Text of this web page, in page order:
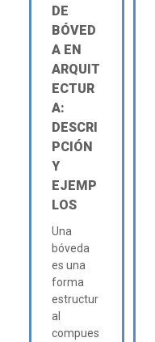
DE
BÓVED
A EN
ARQUIT
ECTUR
A:
DESCRI
PCIÓN
Y
EJEMP
LOS
Una
bóveda
es una
forma
estructur
al
compues